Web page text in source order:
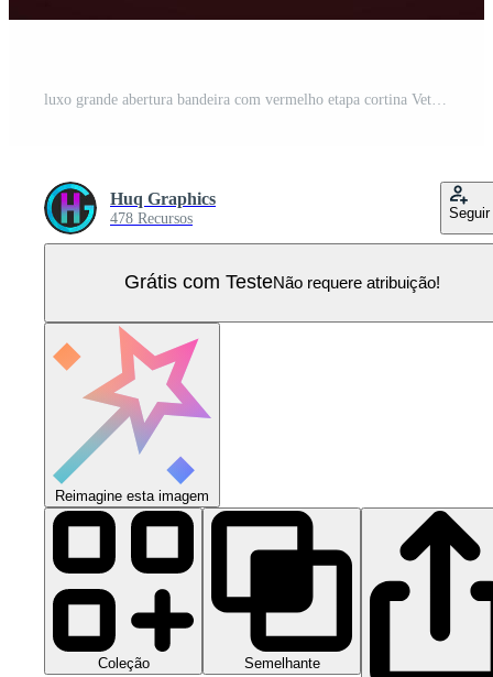
Huq Graphics
478 Recursos Seguir
Grátis com TesteNão requere atribuição!
Reimagine esta imagem
Coleção Semelhante